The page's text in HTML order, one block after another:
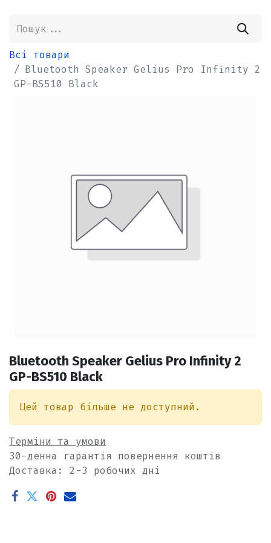
Всі товари
Bluetooth Speaker Gelius Pro Infinity 2
GP-BS510 Black
Bluetooth Speaker Gelius Pro Infinity 2
GP-BS510 Black
Цей товар більше не доступний.
Терміни та умови
30-денна гарантія повернення коштів
Доставка: 2-3 робочих дні